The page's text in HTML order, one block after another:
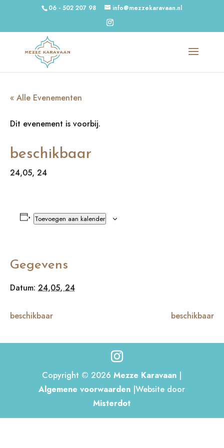
06 - 502 207 98 info@mezzekaravaan.nl
« Alle Evenementen
Dit evenement is voorbij.
beschikbaar
24,05, 24
Toevoegen aan kalender
Gegevens
Datum: 24,05, 24
beschikbaar beschikbaar
Copyright © 2026Mezze Karavaan |
Algemene voorwaarden |Website door
Misterdot